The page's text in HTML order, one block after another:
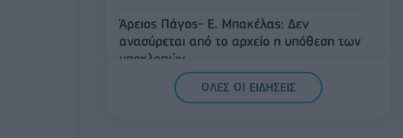
Άρειος Πάγος- Ε. Μπακέλας: Δεν
ανασύρεται από το αρχείο η υπόθεση των
υποκλοπών
07/08/2026 - 14:11 ΕΛΛΑΔΑ
ΟΛΕΣ ΟΙ ΕΙΔΗΣΕΙΣ